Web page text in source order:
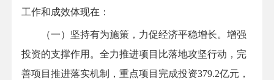
工作和成效体现在：
（一）坚持有为施策，力促经济平稳增长。增强
投资的支撑作用。全力推进项目比落地攻坚行动，完
善项目推进落实机制，重点项目完成投资379.2亿元，